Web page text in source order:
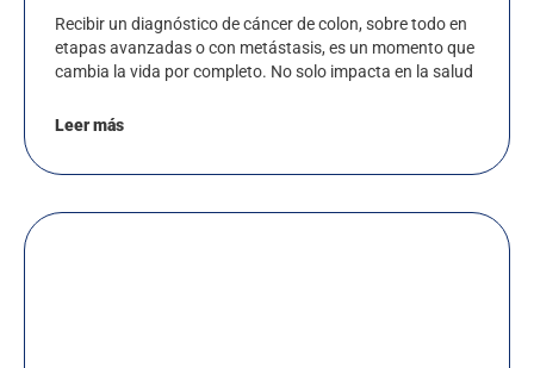
Recibir un diagnóstico de cáncer de colon, sobre todo en
etapas avanzadas o con metástasis, es un momento que
cambia la vida por completo. No solo impacta en la salud
Leer más